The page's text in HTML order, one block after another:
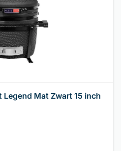
Legend Mat Zwart 15 inch